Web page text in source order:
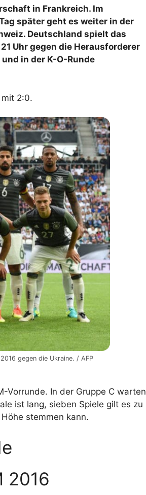
in Frankreich. Im
später geht es weiter in der
Deutschland spielt das
Uhr gegen die Herausforderer
in der K-O-Runde
2:0.
gegen die Ukraine. / AFP
Vorrunde. In der Gruppe C warten
ist lang, sieben Spiele gilt es zu
stemmen kann.
2016